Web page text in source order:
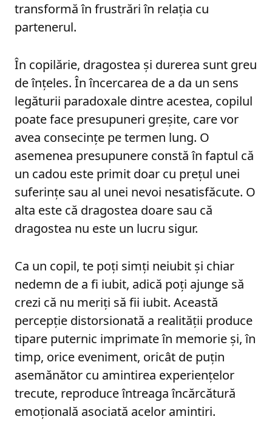
transformă în frustrări în relația cu
partenerul.
În copilărie, dragostea și durerea sunt greu
de înțeles. În încercarea de a da un sens
legăturii paradoxale dintre acestea, copilul
poate face presupuneri greșite, care vor
avea consecințe pe termen lung. O
asemenea presupunere constă în faptul că
un cadou este primit doar cu prețul unei
suferințe sau al unei nevoi nesatisfăcute. O
alta este că dragostea doare sau că
dragostea nu este un lucru sigur.
Ca un copil, te poți simți neiubit și chiar
nedemn de a fi iubit, adică poți ajunge să
crezi că nu meriți să fii iubit. Această
percepție distorsionată a realității produce
tipare puternic imprimate în memorie și, în
timp, orice eveniment, oricât de puțin
asemănător cu amintirea experiențelor
trecute, reproduce întreaga încărcătură
emoțională asociată acelor amintiri.